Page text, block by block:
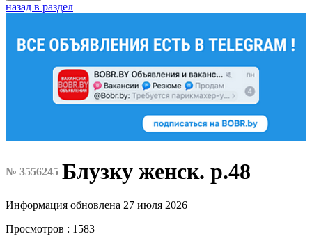
назад в раздел
№ 3556245 Блузку женск. р.48
Информация обновлена 27 июля 2026
Просмотров : 1583